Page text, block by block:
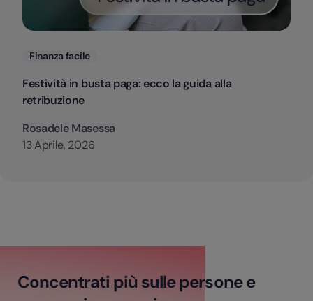
Categorie
Finanza facile
Festività in busta paga: ecco la guida alla
retribuzione
Rosadele Masessa
13 Aprile, 2026
Concentrati più sulle persone e